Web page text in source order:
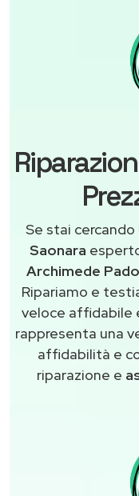
Se stai cercando
Saonara
Archimede
Ripariamo e
veloce affidabile
rappresenta una
affidabilità e
riparazione e